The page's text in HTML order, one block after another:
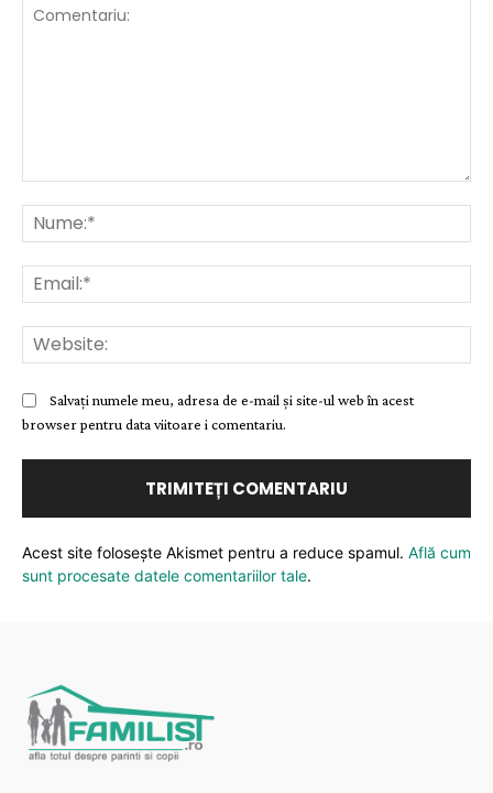
Salvați numele meu, adresa de e-mail și site-ul web în acest
browser pentru data viitoare i comentariu.
Acest site folosește Akismet pentru a reduce spamul. Află cum
sunt procesate datele comentariilor tale.